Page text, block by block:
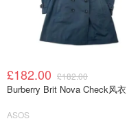
£182.00 £182.00
Burberry Brit Nova Check风衣
ASOS